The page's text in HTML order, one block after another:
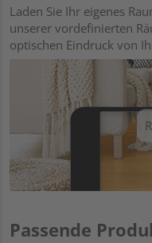
Laden Sie Ihr eigenes
unserer vordefinierten
optischen Eindruck von
Passende